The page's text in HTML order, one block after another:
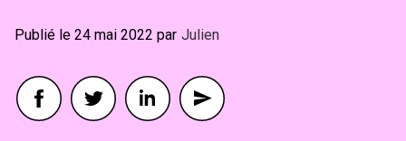
ART
JEUX-VIDÉO
VINTAGE
24 mai 2022 By Julien